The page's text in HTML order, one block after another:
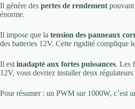
Il génère des pertes de rendement
énorme.
Il impose que la tension des panneaux
des batteries 12V. Cette rigidité complique
Il est inadapté aux fortes puissances. Les
12V, vous devriez installer deux
Pour résumer : un PWM sur 1000W, c’est